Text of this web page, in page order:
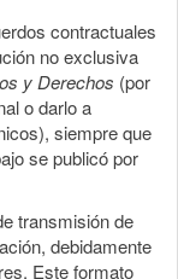
contractuales
no exclusiva
y Derechos (por
o darlo a
siempre que
se publicó por
transmisión de
debidamente
Este formato